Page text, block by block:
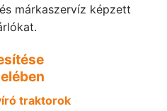
márkaszervíz képzett
traktorok